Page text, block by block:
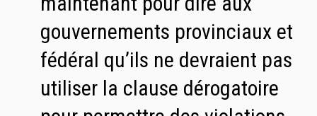
gouvernements provinciaux et
fédéral qu’ils ne devraient pas
utiliser la clause dérogatoire